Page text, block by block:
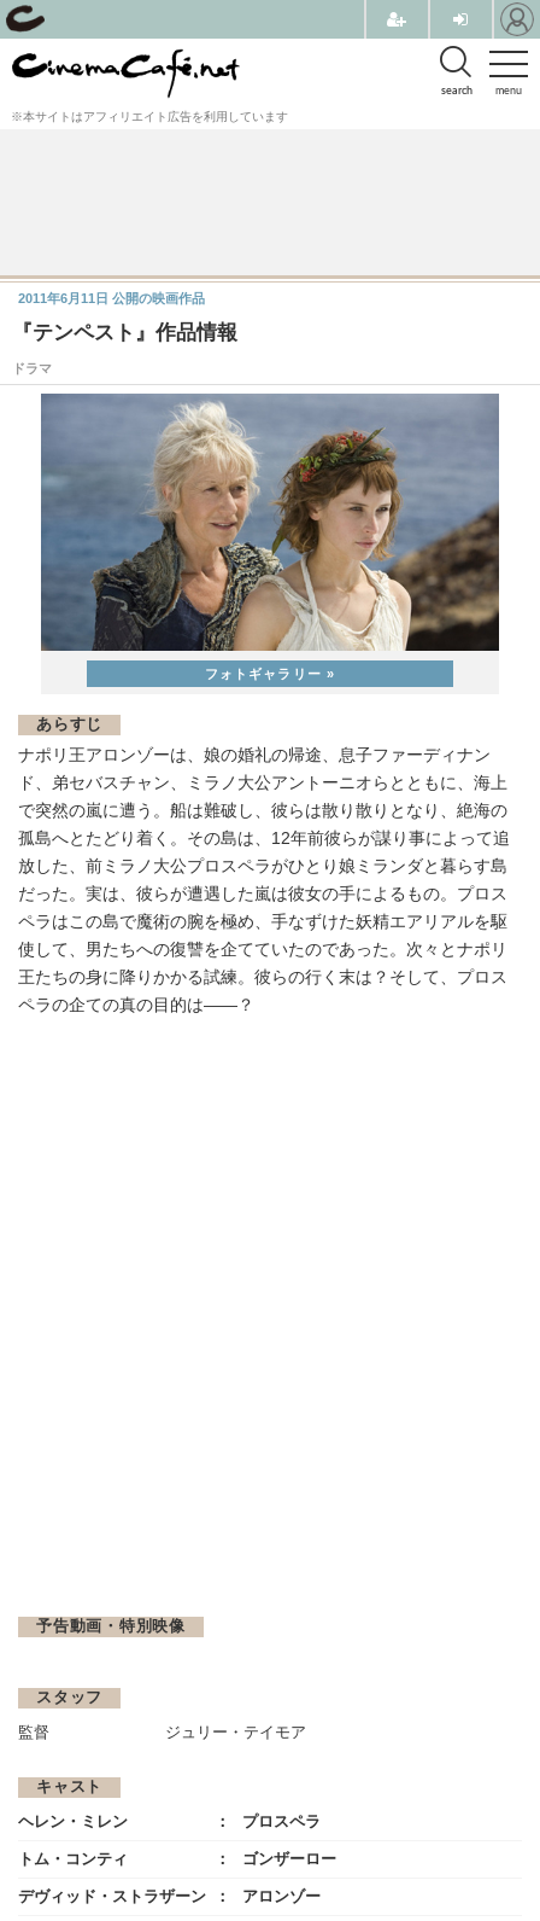
menu
search
※本サイトはアフィリエイト広告を利用しています
『テンペスト』作品情報
ドラマ
2011年6月11日 公開の映画作品
あらすじ
ナポリ王アロンゾーは、娘の婚礼の帰途、息子ファーディナン
ド、弟セバスチャン、ミラノ大公アントーニオらとともに、海上
で突然の嵐に遭う。船は難破し、彼らは散り散りとなり、絶海の
孤島へとたどり着く。その島は、12年前彼らが謀り事によって追
放した、前ミラノ大公プロスペラがひとり娘ミランダと暮らす島
だった。実は、彼らが遭遇した嵐は彼女の手によるもの。プロス
ペラはこの島で魔術の腕を極め、手なずけた妖精エアリアルを駆
使して、男たちへの復讐を企てていたのであった。次々とナポリ
王たちの身に降りかかる試練。彼らの行く末は？そして、プロス
ペラの企ての真の目的は――？
予告動画・特別映像
スタッフ
監督 ジュリー・テイモア
キャスト
ヘレン・ミレン プロスペラ
トム・コンティ ゴンザーロー
デヴィッド・ストラザーン アロンゾー